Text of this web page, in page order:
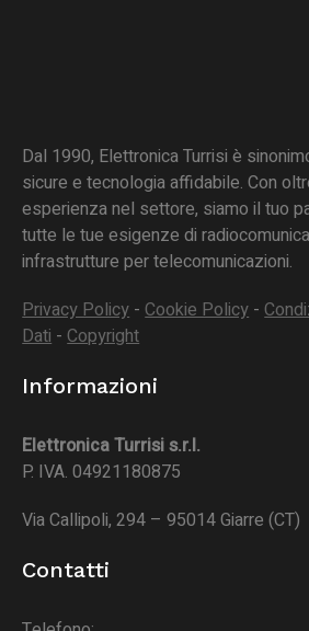
Dal 1990, Elettronica Turrisi è
sicure e tecnologia affidabile. Con
esperienza nel settore, siamo il tuo
tutte le tue esigenze di
infrastrutture per telecomunicazioni.
Privacy Policy -Cookie Policy -
Dati -Copyright
Informazioni
Elettronica Turrisi s.r.l.
P. IVA. 04921180875
Via Callipoli, 294 – 95014 Giarre (CT)
Contatti